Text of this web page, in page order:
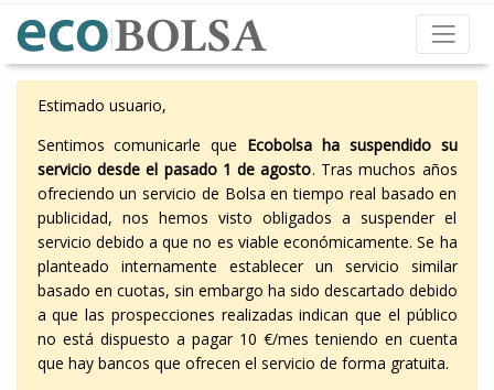
Estimado usuario,
Sentimos comunicarle que Ecobolsa ha suspendido su
servicio desde el pasado 1 de agosto. Tras muchos años
ofreciendo un servicio de Bolsa en tiempo real basado en
publicidad, nos hemos visto obligados a suspender el
servicio debido a que no es viable económicamente. Se ha
planteado internamente establecer un servicio similar
basado en cuotas, sin embargo ha sido descartado debido
a que las prospecciones realizadas indican que el público
no está dispuesto a pagar 10 €/mes teniendo en cuenta
que hay bancos que ofrecen el servicio de forma gratuita.